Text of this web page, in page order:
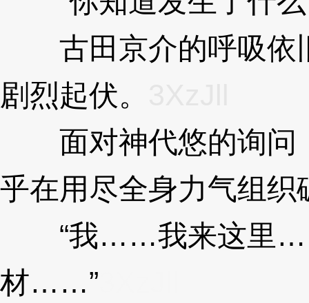
古田京介的呼吸依
剧烈起伏。
面对神代悠的询问
乎在用尽全身力气组织
“我……我来这里……
材……”